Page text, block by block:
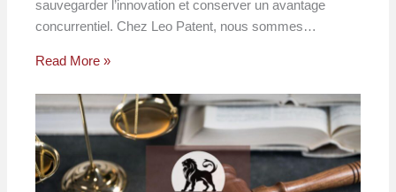
sauvegarder l’innovation et conserver un avantage
concurrentiel. Chez Leo Patent, nous sommes…
Read More »